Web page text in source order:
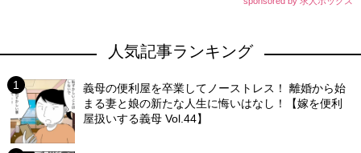
人気記事ランキング
義母の便利屋を卒業してノーストレス！ 離婚から始
まる妻と娘の新たな人生に悔いはなし！【嫁を便利
屋扱いする義母 Vol.44】